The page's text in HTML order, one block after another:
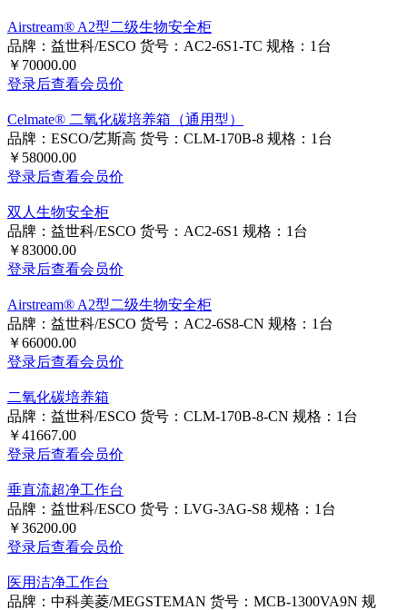
Airstream® A2型二级生物安全柜
品牌：益世科/ESCO 货号：AC2-6S1-TC 规格：1台
￥70000.00
登录后查看会员价
Celmate® 二氧化碳培养箱（通用型）
品牌：ESCO/艺斯高 货号：CLM-170B-8 规格：1台
￥58000.00
登录后查看会员价
双人生物安全柜
品牌：益世科/ESCO 货号：AC2-6S1 规格：1台
￥83000.00
登录后查看会员价
Airstream® A2型二级生物安全柜
品牌：益世科/ESCO 货号：AC2-6S8-CN 规格：1台
￥66000.00
登录后查看会员价
二氧化碳培养箱
品牌：益世科/ESCO 货号：CLM-170B-8-CN 规格：1台
￥41667.00
登录后查看会员价
垂直流超净工作台
品牌：益世科/ESCO 货号：LVG-3AG-S8 规格：1台
￥36200.00
登录后查看会员价
医用洁净工作台
品牌：中科美菱/MEGSTEMAN 货号：MCB-1300VA9N 规